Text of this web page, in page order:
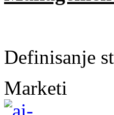
Definisanje
Marketi